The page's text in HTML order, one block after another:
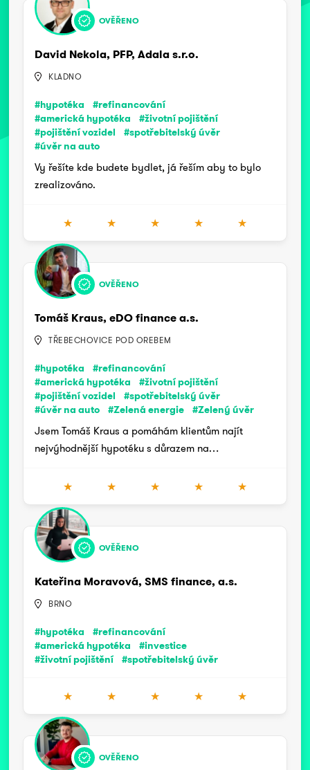
OVĚŘENO
David Nekola, PFP, Adala s.r.o.
KLADNO
#hypotéka
#refinancování
#americká hypotéka
#životní pojištění
#pojištění vozidel
#spotřebitelský úvěr
#úvěr na auto
Vy řešíte kde budete bydlet, já řeším aby to bylo
zrealizováno.
★ ★ ★ ★ ★
OVĚŘENO
Tomáš Kraus, eDO finance a.s.
TŘEBECHOVICE POD OREBEM
#hypotéka
#refinancování
#americká hypotéka
#životní pojištění
#pojištění vozidel
#spotřebitelský úvěr
#úvěr na auto
#Zelená energie #Zelený úvěr
Jsem Tomáš Kraus a pomáhám klientům najít
nejvýhodnější hypotéku s důrazem na…
★ ★ ★ ★ ★
OVĚŘENO
Kateřina Moravová, SMS finance, a.s.
BRNO
#hypotéka
#refinancování
#americká hypotéka
#investice
#životní pojištění
#spotřebitelský úvěr
★ ★ ★ ★ ★
OVĚŘENO